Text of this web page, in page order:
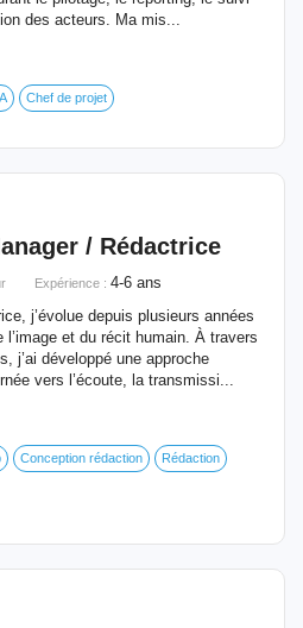
des acteurs. Ma mis...
Chef de projet
/ Rédactrice
Expérience : 4-6 ans
j’évolue depuis plusieurs années
l’image et du récit humain. À travers
j’ai développé une approche
vers l’écoute, la transmissi...
Conception rédaction Rédaction